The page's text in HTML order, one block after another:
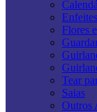
Flores
Tear
Saias
Outros